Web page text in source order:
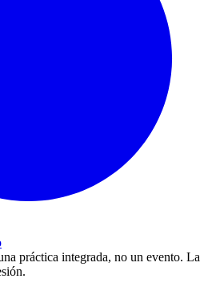
práctica integrada, no un evento. La